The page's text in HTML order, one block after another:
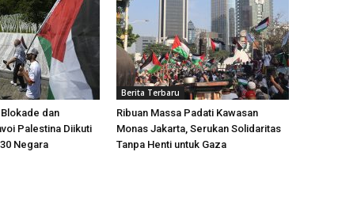
dan
Palestina Diikuti
Negara
Berita Terbaru
Ribuan Massa Padati Kawasan
Monas Jakarta, Serukan Solidaritas
Tanpa Henti untuk Gaza